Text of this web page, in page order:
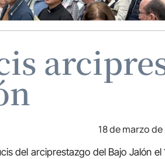
18 de marzo
del arciprestazgo del Bajo Jalón el